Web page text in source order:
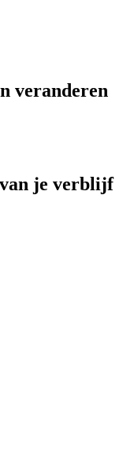
veranderen
je verblijf